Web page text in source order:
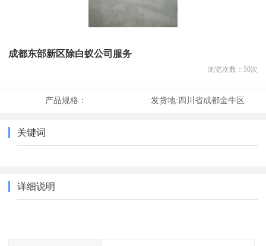
成都东部新区除白蚁公司服务
浏览次数： 50次
产品规格： 发货地:四川省成都金牛区
关键词
详细说明